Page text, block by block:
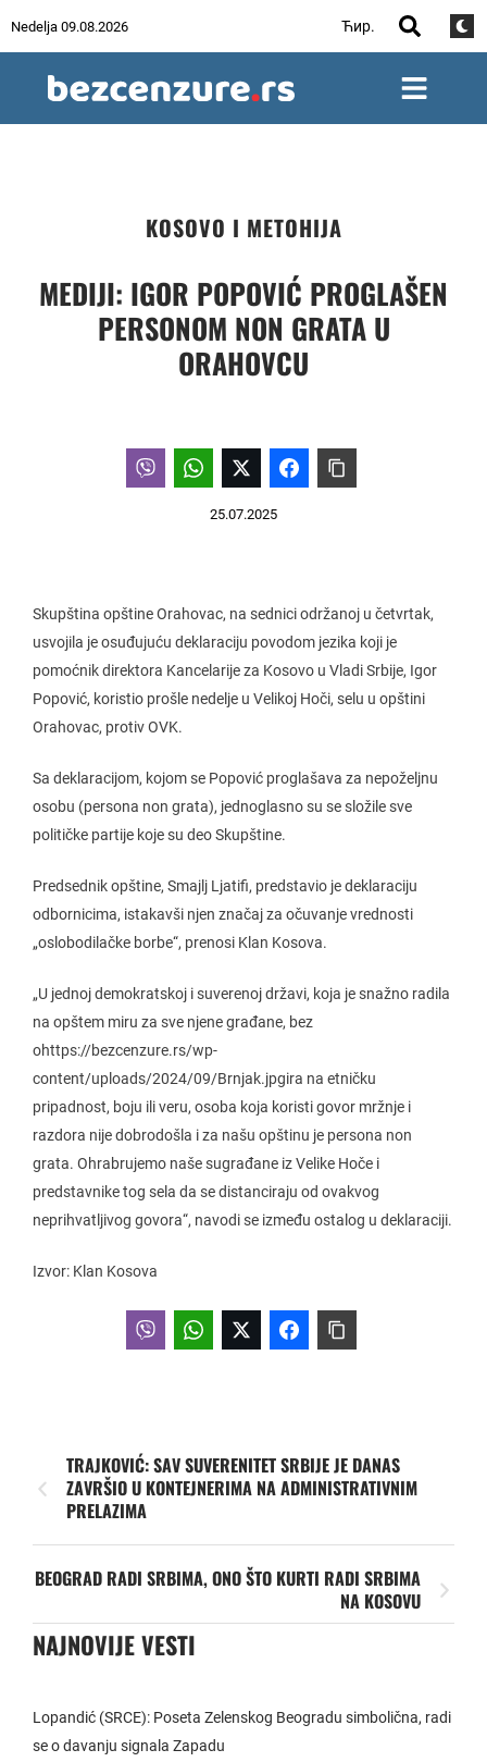
Nedelja 09.08.2026 Ћир.
KOSOVO I METOHIJA
MEDIJI: IGOR POPOVIĆ PROGLAŠEN
PERSONOM NON GRATA U
ORAHOVCU
25.07.2025
Skupština opštine Orahovac, na sednici održanoj u četvrtak,
usvojila je osuđujuću deklaraciju povodom jezika koji je
pomoćnik direktora Kancelarije za Kosovo u Vladi Srbije, Igor
Popović, koristio prošle nedelje u Velikoj Hoči, selu u opštini
Orahovac, protiv OVK.
Sa deklaracijom, kojom se Popović proglašava za nepoželjnu
osobu (persona non grata), jednoglasno su se složile sve
političke partije koje su deo Skupštine.
Predsednik opštine, Smajlj Ljatifi, predstavio je deklaraciju
odbornicima, istakavši njen značaj za očuvanje vrednosti
„oslobodilačke borbe“, prenosi Klan Kosova.
„U jednoj demokratskoj i suverenoj državi, koja je snažno radila
na opštem miru za sve njene građane, bez
ohttps://bezcenzure.rs/wp-
content/uploads/2024/09/Brnjak.jpgira na etničku
pripadnost, boju ili veru, osoba koja koristi govor mržnje i
razdora nije dobrodošla i za našu opštinu je persona non
grata. Ohrabrujemo naše sugrađane iz Velike Hoče i
predstavnike tog sela da se distanciraju od ovakvog
neprihvatljivog govora“, navodi se između ostalog u deklaraciji.
Izvor: Klan Kosova
TRAJKOVIĆ: SAV SUVERENITET SRBIJE JE DANAS
ZAVRŠIO U KONTEJNERIMA NA ADMINISTRATIVNIM
PRELAZIMA
BEOGRAD RADI SRBIMA, ONO ŠTO KURTI RADI SRBIMA
NA KOSOVU
NAJNOVIJE VESTI
Lopandić (SRCE): Poseta Zelenskog Beogradu simbolična, radi
se o davanju signala Zapadu